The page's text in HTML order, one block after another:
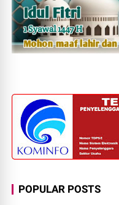
POPULAR POSTS